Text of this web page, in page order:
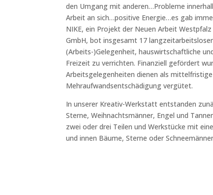
den Umgang mit anderen…Probleme
Arbeit an sich…positive Energie…es gab
NIKE, ein Projekt der Neuen Arbeit
GmbH, bot insgesamt 17
(Arbeits-)Gelegenheit, hauswirtschaftliche
Freizeit zu verrichten. Finanziell gefördert
Arbeitsgelegenheiten dienen als
Mehraufwandsentschädigung vergütet.
In unserer Kreativ-Werkstatt entstanden
Sterne, Weihnachtsmänner, Engel und
zwei oder drei Teilen und Werkstücke mit
und innen Bäume, Sterne oder